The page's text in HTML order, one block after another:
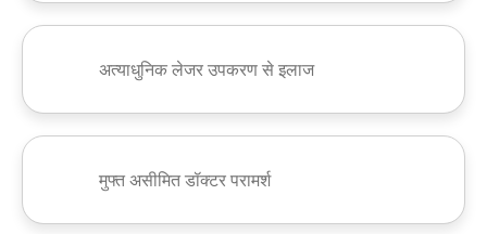
अत्याधुनिक लेजर उपकरण से इलाज
मुफ्त असीमित डॉक्टर परामर्श